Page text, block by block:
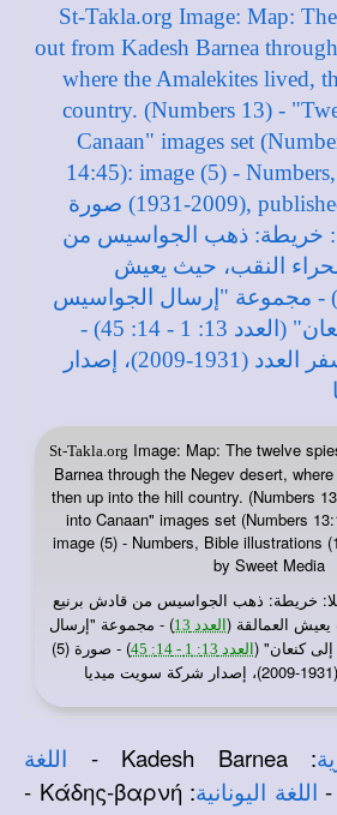
St-Takla.org Image: Map: The twelve
Barnea through the Negev desert,
then up into the hill country. (Numbers
into Canaan" images set (Numbers
image (5) - Numbers, Bible illustrations
by Sweet Media
: خريطة: ذهب الجواسيس من قادش برنيع
العمالقة ( العدد 13
) - مجموعة "إرسال
كنعان" ( العدد 13: 1 - 14: 45
) - صورة (5)
: Kadesh Barnea -
اللغة
اللغة اليونانية: Κάδης-βαρνή -